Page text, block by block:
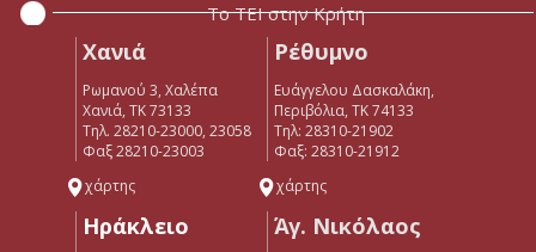
Το ΤΕΙ στην Κρήτη
Χανιά
Ρωμανού 3, Χαλέπα
Χανιά, ΤΚ 73133
Τηλ. 28210-23000, 23058
Φαξ 28210-23003
χάρτης
Ρέθυμνο
Ευάγγελου Δασκαλάκη,
Περιβόλια, ΤΚ 74133
Tηλ: 28310-21902
Φαξ: 28310-21912
χάρτης
Ηράκλειο Άγ. Νικόλαος